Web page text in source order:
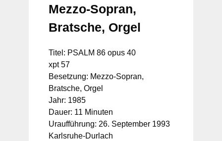
Mezzo-Sopran,
Bratsche, Orgel
Titel: PSALM 86 opus 40
xpt 57
Besetzung: Mezzo-Sopran,
Bratsche, Orgel
Jahr: 1985
Dauer: 11 Minuten
Uraufführung: 26. September 1993
Karlsruhe-Durlach